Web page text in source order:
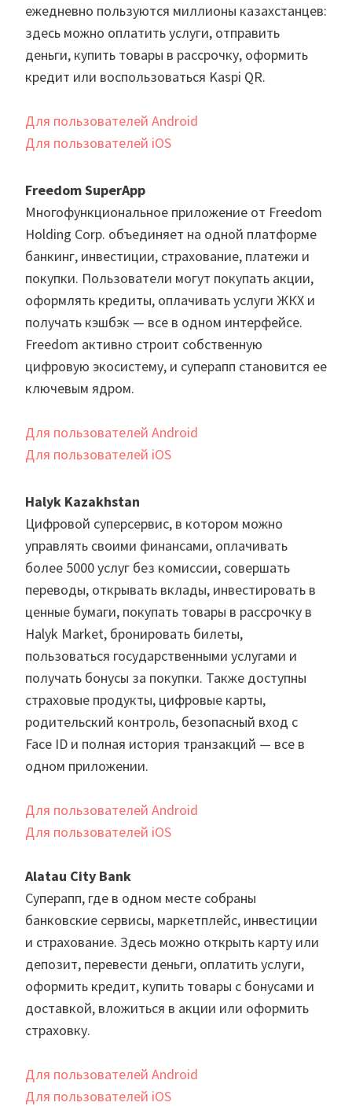
ежедневно пользуются миллионы казахстанцев:
здесь можно оплатить услуги, отправить
деньги, купить товары в рассрочку, оформить
кредит или воспользоваться Kaspi QR.
Для пользователей Android
Для пользователей iOS
Freedom SuperApp
Многофункциональное приложение от Freedom
Holding Corp. объединяет на одной платформе
банкинг, инвестиции, страхование, платежи и
покупки. Пользователи могут покупать акции,
оформлять кредиты, оплачивать услуги ЖКХ и
получать кэшбэк — все в одном интерфейсе.
Freedom активно строит собственную
цифровую экосистему, и суперапп становится ее
ключевым ядром.
Для пользователей Android
Для пользователей iOS
Halyk Kazakhstan
Цифровой суперсервис, в котором можно
управлять своими финансами, оплачивать
более 5000 услуг без комиссии, совершать
переводы, открывать вклады, инвестировать в
ценные бумаги, покупать товары в рассрочку в
Halyk Market, бронировать билеты,
пользоваться государственными услугами и
получать бонусы за покупки. Также доступны
страховые продукты, цифровые карты,
родительский контроль, безопасный вход с
Face ID и полная история транзакций — все в
одном приложении.
Для пользователей Android
Для пользователей iOS
Alatau City Bank
Суперапп, где в одном месте собраны
банковские сервисы, маркетплейс, инвестиции
и страхование. Здесь можно открыть карту или
депозит, перевести деньги, оплатить услуги,
оформить кредит, купить товары с бонусами и
доставкой, вложиться в акции или оформить
страховку.
Для пользователей Android
Для пользователей iOS